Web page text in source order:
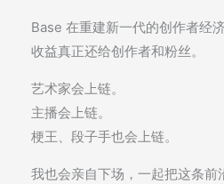
Base 在重建新一代的创作者经
收益真正还给创作者和粉丝。
艺术家会上链。
主播会上链。
梗王、段子手也会上链。
我也会亲自下场，一起把这条前